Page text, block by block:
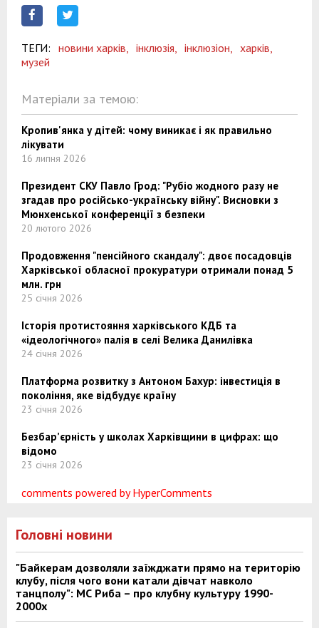
ТЕГИ: новини харків, інклюзія, інклюзіон,
харків,
музей
Матеріали за темою:
Кропив'янка у дітей: чому виникає і як правильно
лікувати
16 липня 2026
Президент СКУ Павло Грод: "Рубіо жодного разу не
згадав про російсько-українську війну". Висновки з
Мюнхенської конференції з безпеки
20 лютого 2026
Продовження "пенсійного скандалу": двоє посадовців
Харківської обласної прокуратури отримали понад 5
млн. грн
25 січня 2026
Історія протистояння харківського КДБ та
«ідеологічного» палія в селі Велика Данилівка
24 січня 2026
Платформа розвитку з Антоном Бахур: інвестиція в
покоління, яке відбудує країну
23 січня 2026
Безбар’єрність у школах Харківщини в цифрах: що
відомо
23 січня 2026
comments powered by HyperComments
Головні новини
"Байкерам дозволяли заїжджати прямо на територію
клубу, після чого вони катали дівчат навколо
танцполу": МС Риба – про клубну культуру 1990-
2000х